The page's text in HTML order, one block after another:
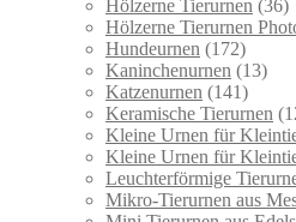
Hölzerne Tierurnen (36)
Hölzerne Tierurnen
Hundeurnen (172)
Kaninchenurnen (13)
Katzenurnen (141)
Keramische Tierurnen
Kleine Urnen für
Kleine Urnen für
Leuchterförmige
Mikro-Tierurnen aus